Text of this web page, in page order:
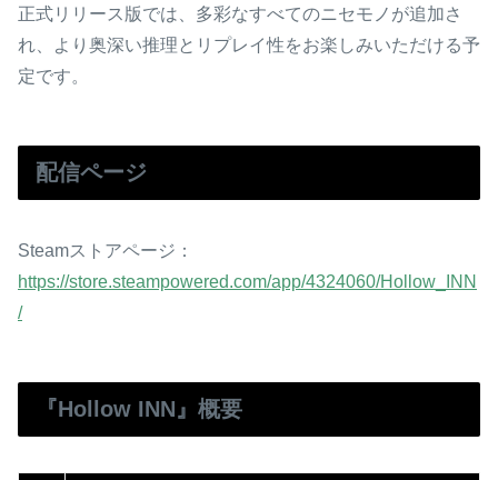
正式リリース版では、多彩なすべてのニセモノが追加さ
れ、より奥深い推理とリプレイ性をお楽しみいただける予
定です。
配信ページ
Steamストアページ：
https://store.steampowered.com/app/4324060/Hollow_INN
/
『Hollow INN』概要